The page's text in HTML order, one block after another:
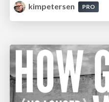
kimpetersen
PRO